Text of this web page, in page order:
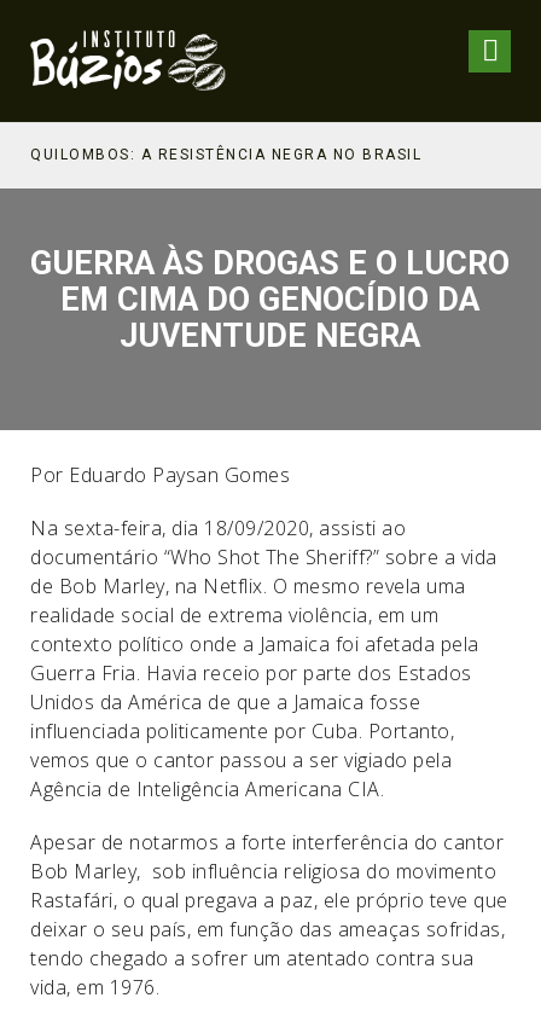
QUILOMBOS: A RESISTÊNCIA NEGRA NO BRASIL
GUERRA ÀS DROGAS E O LUCRO
EM CIMA DO GENOCÍDIO DA
JUVENTUDE NEGRA
Por Eduardo Paysan Gomes
Na sexta-feira, dia 18/09/2020, assisti ao
documentário “Who Shot The Sheriff?” sobre a vida
de Bob Marley, na Netflix. O mesmo revela uma
realidade social de extrema violência, em um
contexto político onde a Jamaica foi afetada pela
Guerra Fria. Havia receio por parte dos Estados
Unidos da América de que a Jamaica fosse
influenciada politicamente por Cuba. Portanto,
vemos que o cantor passou a ser vigiado pela
Agência de Inteligência Americana CIA.
Apesar de notarmos a forte interferência do cantor
Bob Marley, sob influência religiosa do movimento
Rastafári, o qual pregava a paz, ele próprio teve que
deixar o seu país, em função das ameaças sofridas,
tendo chegado a sofrer um atentado contra sua
vida, em 1976.